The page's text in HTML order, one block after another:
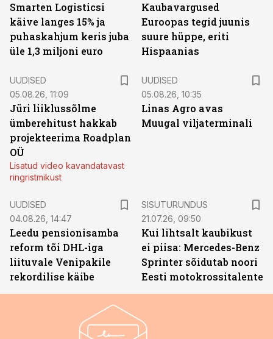
Smarten Logisticsi
käive langes 15% ja
puhaskahjum keris juba
üle 1,3 miljoni euro
Kaubavargused
Euroopas tegid juunis
suure hüppe, eriti
Hispaanias
UUDISED
05.08.26, 11:09
Jüri liiklussõlme
ümberehitust hakkab
projekteerima Roadplan
OÜ
Lisatud video kavandatavast
ringristmikust
UUDISED
05.08.26, 10:35
Linas Agro avas
Muugal viljaterminali
UUDISED
04.08.26, 14:47
Leedu pensionisamba
reform tõi DHL-iga
liituvale Venipakile
rekordilise käibe
SISUTURUNDUS
21.07.26, 09:50
Kui lihtsalt kaubikust
ei piisa: Mercedes-Benz
Sprinter sõidutab noori
Eesti motokrossitalente